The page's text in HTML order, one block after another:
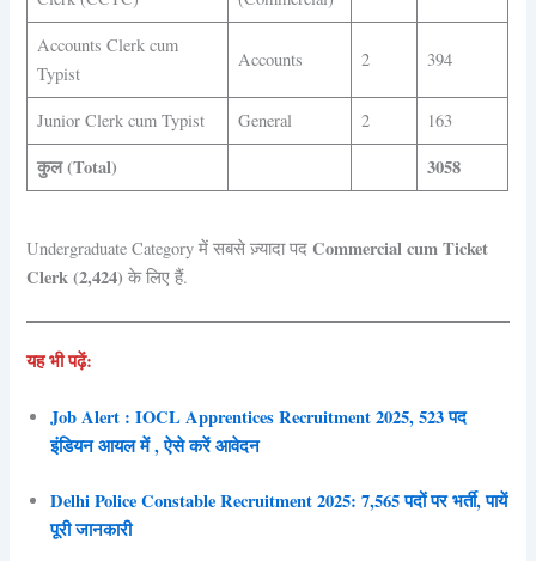
Accounts Clerk cum
Typist
Accounts 2 394
Junior Clerk cum Typist General 2 163
कुल (Total) 3058
Undergraduate Category में सबसे ज़्यादा पदCommercial cum Ticket
Clerk (2,424) के लिए हैं.
यह भी पढ़ें:
Job Alert : IOCL Apprentices Recruitment 2025, 523 पद
इंडियन आयल में , ऐसे करें आवेदन
Delhi Police Constable Recruitment 2025: 7,565 पदों पर भर्ती, पायें
पूरी जानकारी